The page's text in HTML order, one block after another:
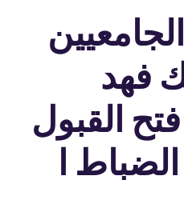
فهد
القبول
ا